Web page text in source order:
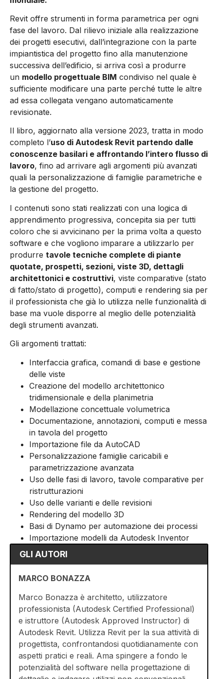
Revit offre strumenti in forma parametrica per ogni
fase del lavoro. Dal rilievo iniziale alla realizzazione
dei progetti esecutivi, dall’integrazione con la parte
impiantistica del progetto fino alla manutenzione
successiva dell’edificio, si arriva così a produrre
un modello progettuale BIM condiviso nel quale è
sufficiente modificare una parte perché tutte le altre
ad essa collegata vengano automaticamente
revisionate.
Il libro, aggiornato alla versione 2023, tratta in modo
completo l’uso di Autodesk Revit partendo dalle
conoscenze basilari e affrontando l’intero flusso di
lavoro, fino ad arrivare agli argomenti più avanzati
quali la personalizzazione di famiglie parametriche e
la gestione del progetto.
I contenuti sono stati realizzati con una logica di
apprendimento progressiva, concepita sia per tutti
coloro che si avvicinano per la prima volta a questo
software e che vogliono imparare a utilizzarlo per
produrre tavole tecniche complete di piante
quotate, prospetti, sezioni, viste 3D, dettagli
architettonici e costruttivi, viste comparative (stato
di fatto/stato di progetto), computi e rendering sia per
il professionista che già lo utilizza nelle funzionalità di
base ma vuole disporre al meglio delle potenzialità
degli strumenti avanzati.
Gli argomenti trattati:
Interfaccia grafica, comandi di base e gestione
delle viste
Creazione del modello architettonico
tridimensionale e della planimetria
Modellazione concettuale volumetrica
Documentazione, annotazioni, computi e messa
in tavola del progetto
Importazione file da AutoCAD
Personalizzazione famiglie caricabili e
parametrizzazione avanzata
Uso delle fasi di lavoro, tavole comparative per
ristrutturazioni
Uso delle varianti e delle revisioni
Rendering del modello 3D
Basi di Dynamo per automazione dei processi
Importazione modelli da Autodesk Inventor
GLI AUTORI
MARCO BONAZZA
Marco Bonazza è architetto, utilizzatore
professionista (Autodesk Certified Professional)
e istruttore (Autodesk Approved Instructor) di
Autodesk Revit. Utilizza Revit per la sua attività di
progettista, confrontandosi quotidianamente con
aspetti pratici e reali. Ama spingere a fondo le
potenzialità del software nella progettazione di